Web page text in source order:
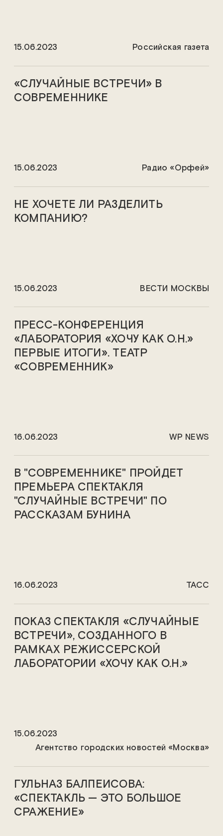
15.06.2023 Российская газета
«СЛУЧАЙНЫЕ ВСТРЕЧИ» В
СОВРЕМЕННИКЕ
15.06.2023 Радио «Орфей»
НЕ ХОЧЕТЕ ЛИ РАЗДЕЛИТЬ
КОМПАНИЮ?
15.06.2023 ВЕСТИ МОСКВЫ
ПРЕСС-КОНФЕРЕНЦИЯ
«ЛАБОРАТОРИЯ «ХОЧУ КАК О.Н.»
ПЕРВЫЕ ИТОГИ». ТЕАТР
«СОВРЕМЕННИК»
16.06.2023 WP NEWS
В "СОВРЕМЕННИКЕ" ПРОЙДЕТ
ПРЕМЬЕРА СПЕКТАКЛЯ
"СЛУЧАЙНЫЕ ВСТРЕЧИ" ПО
РАССКАЗАМ БУНИНА
16.06.2023 ТАСС
ПОКАЗ СПЕКТАКЛЯ «СЛУЧАЙНЫЕ
ВСТРЕЧИ», СОЗДАННОГО В
РАМКАХ РЕЖИССЕРСКОЙ
ЛАБОРАТОРИИ «ХОЧУ КАК О.Н.»
15.06.2023
Агентство городских новостей «Москва»
ГУЛЬНАЗ БАЛПЕИСОВА:
«СПЕКТАКЛЬ — ЭТО БОЛЬШОЕ
СРАЖЕНИЕ»